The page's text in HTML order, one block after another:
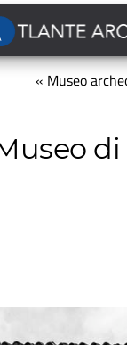
« Museo